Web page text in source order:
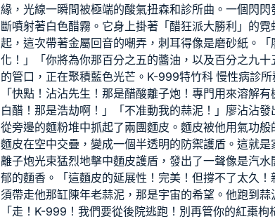
緣，光線一瞬間被極端的酸氣扭森和診所曲。一個閃閃
斷噴射著白色醋霧。它身上掛著「醋狂派大勝利」的
起，這次帶著金屬回音的嘲弄，刺耳得像是磨砂紙。
化！」「你將為你那百分之五的醬油，以及百分之九
的管口，正在聚積藍色光芒。K-999特竹科 慢性病診所
「快點！沾沾先生！那是醋酸離子炮！專門用來溶解
白醋！那是浩劫啊！」「不准動我的蒜泥！」廖沾沾
從旁邊的麵粉堆中抓起了兩團麵皮。麵皮被他用氣功
麵皮在空中交疊，變成一個半透明的防禦護盾。這就
離子炮光束猛烈地擊中麵皮護盾，發出了一聲像是汽
郁的麵香。「這麵皮的延展性！完美！但撐不了太久！
須帶走他那缸陳年老蒜泥，那是宇宙的希望。他跑到
「走！K-999！我們要從後院逃跑！別再管你的紅棗